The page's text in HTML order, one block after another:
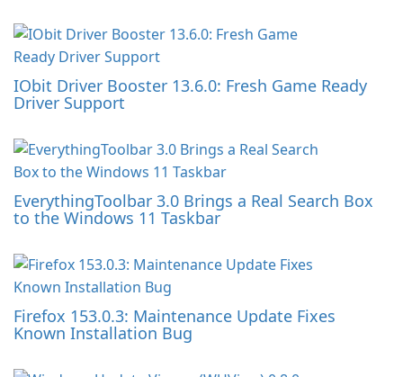
IObit Driver Booster 13.6.0: Fresh Game Ready
Driver Support
EverythingToolbar 3.0 Brings a Real Search Box
to the Windows 11 Taskbar
Firefox 153.0.3: Maintenance Update Fixes
Known Installation Bug